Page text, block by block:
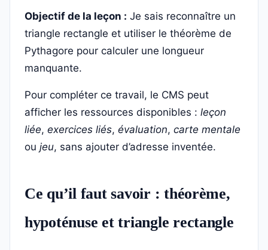
Objectif de la leçon : Je sais reconnaître un
triangle rectangle et utiliser le théorème de
Pythagore pour calculer une longueur
manquante.
Pour compléter ce travail, le CMS peut
afficher les ressources disponibles : leçon
liée, exercices liés, évaluation, carte mentale
ou jeu, sans ajouter d’adresse inventée.
Ce qu’il faut savoir : théorème,
hypoténuse et triangle rectangle